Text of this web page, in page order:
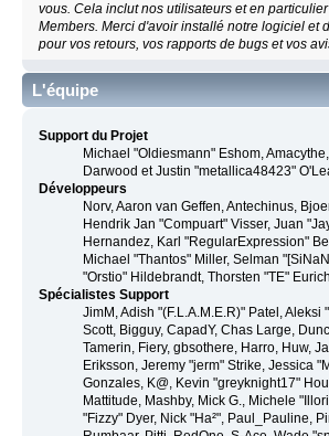
vous. Cela inclut nos utilisateurs et en
Members. Merci d'avoir installé notre logiciel et
pour vos retours, vos rapports de bugs et vos
L'équipe
Support du Projet
Michael "Oldiesmann" Eshom,
Darwood et Justin "metallica48423"
Développeurs
Norv, Aaron van Geffen, Antechinus,
Hendrik Jan "Compuart" Visser, Juan
Hernandez, Karl "RegularExpression"
Michael "Thantos" Miller, Selman
"Orstio" Hildebrandt, Thorsten "TE"
Spécialistes Support
JimM, Adish "(F.L.A.M.E.R)" Patel, Aleksi
Scott, Bigguy, CapadY, Chas Large,
Tamerin, Fiery, gbsothere, Harro, Huw,
Eriksson, Jeremy "jerm" Strike, Jessica
Gonzales, K@, Kevin "greyknight17"
Mattitude, Mashby, Mick G., Michele
"Fizzy" Dyer, Nick "Ha²", Paul_Pauline,